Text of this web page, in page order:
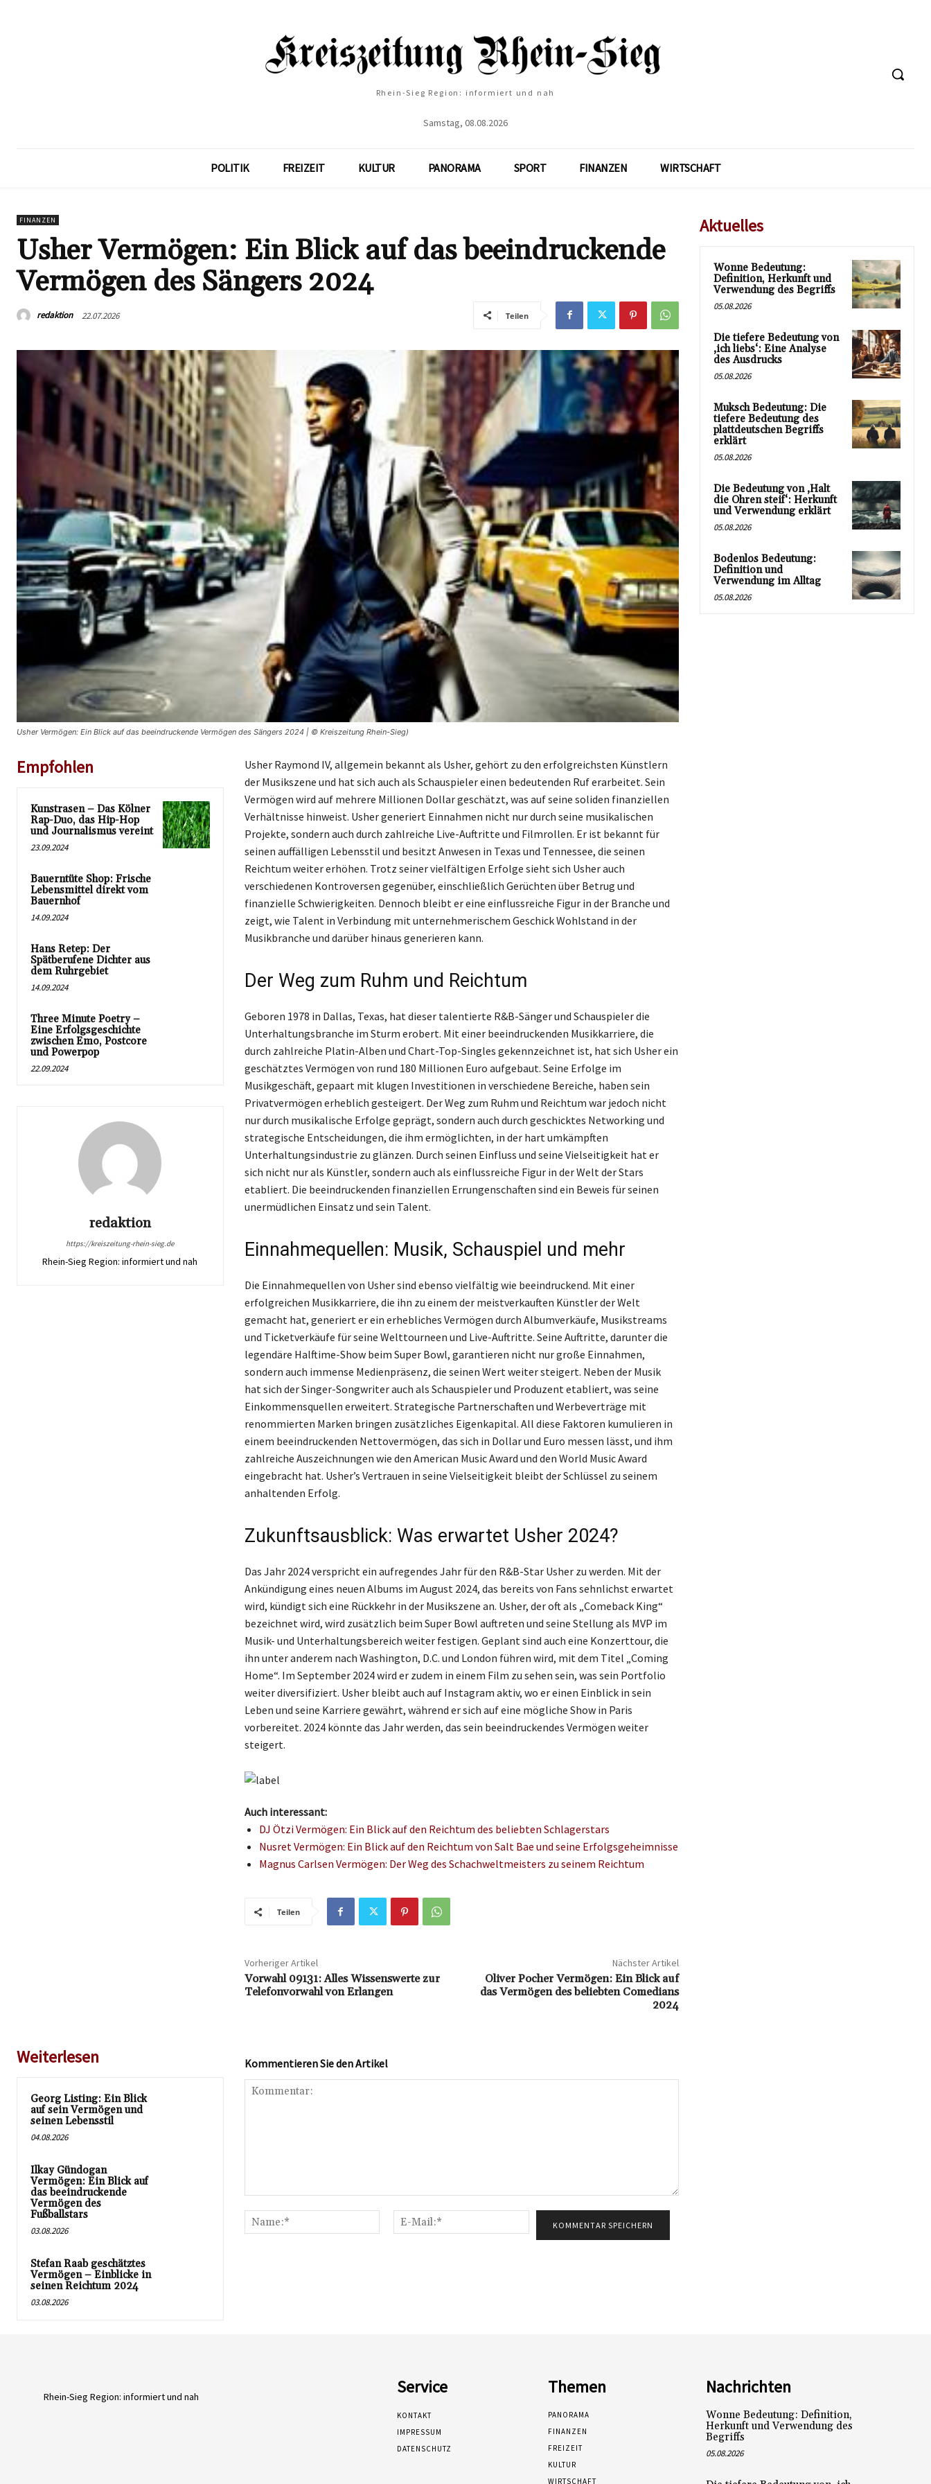
Rhein-Sieg Region: informiert und nah
Samstag, 08.08.2026
POLITIK FREIZEIT KULTUR PANORAMA SPORT FINANZEN WIRTSCHAFT
FINANZEN
Usher Vermögen: Ein Blick auf das beeindruckende
Vermögen des Sängers 2024
redaktion 22.07.2026 Teilen
Usher Vermögen: Ein Blick auf das beeindruckende Vermögen des Sängers 2024 | © Kreiszeitung Rhein-Sieg)
Empfohlen
Kunstrasen – Das Kölner
Rap-Duo, das Hip-Hop
und Journalismus vereint
23.09.2024
Bauerntüte Shop: Frische
Lebensmittel direkt vom
Bauernhof
14.09.2024
Hans Retep: Der
Spätberufene Dichter aus
dem Ruhrgebiet
14.09.2024
Three Minute Poetry –
Eine Erfolgsgeschichte
zwischen Emo, Postcore
und Powerpop
22.09.2024
redaktion
https://kreiszeitung-rhein-sieg.de
Rhein-Sieg Region: informiert und nah
Usher Raymond IV, allgemein bekannt als Usher, gehört zu den erfolgreichsten Künstlern
der Musikszene und hat sich auch als Schauspieler einen bedeutenden Ruf erarbeitet. Sein
Vermögen wird auf mehrere Millionen Dollar geschätzt, was auf seine soliden finanziellen
Verhältnisse hinweist. Usher generiert Einnahmen nicht nur durch seine musikalischen
Projekte, sondern auch durch zahlreiche Live-Auftritte und Filmrollen. Er ist bekannt für
seinen auffälligen Lebensstil und besitzt Anwesen in Texas und Tennessee, die seinen
Reichtum weiter erhöhen. Trotz seiner vielfältigen Erfolge sieht sich Usher auch
verschiedenen Kontroversen gegenüber, einschließlich Gerüchten über Betrug und
finanzielle Schwierigkeiten. Dennoch bleibt er eine einflussreiche Figur in der Branche und
zeigt, wie Talent in Verbindung mit unternehmerischem Geschick Wohlstand in der
Musikbranche und darüber hinaus generieren kann.
Der Weg zum Ruhm und Reichtum
Geboren 1978 in Dallas, Texas, hat dieser talentierte R&B-Sänger und Schauspieler die
Unterhaltungsbranche im Sturm erobert. Mit einer beeindruckenden Musikkarriere, die
durch zahlreiche Platin-Alben und Chart-Top-Singles gekennzeichnet ist, hat sich Usher ein
geschätztes Vermögen von rund 180 Millionen Euro aufgebaut. Seine Erfolge im
Musikgeschäft, gepaart mit klugen Investitionen in verschiedene Bereiche, haben sein
Privatvermögen erheblich gesteigert. Der Weg zum Ruhm und Reichtum war jedoch nicht
nur durch musikalische Erfolge geprägt, sondern auch durch geschicktes Networking und
strategische Entscheidungen, die ihm ermöglichten, in der hart umkämpften
Unterhaltungsindustrie zu glänzen. Durch seinen Einfluss und seine Vielseitigkeit hat er
sich nicht nur als Künstler, sondern auch als einflussreiche Figur in der Welt der Stars
etabliert. Die beeindruckenden finanziellen Errungenschaften sind ein Beweis für seinen
unermüdlichen Einsatz und sein Talent.
Einnahmequellen: Musik, Schauspiel und mehr
Die Einnahmequellen von Usher sind ebenso vielfältig wie beeindruckend. Mit einer
erfolgreichen Musikkarriere, die ihn zu einem der meistverkauften Künstler der Welt
gemacht hat, generiert er ein erhebliches Vermögen durch Albumverkäufe, Musikstreams
und Ticketverkäufe für seine Welttourneen und Live-Auftritte. Seine Auftritte, darunter die
legendäre Halftime-Show beim Super Bowl, garantieren nicht nur große Einnahmen,
sondern auch immense Medienpräsenz, die seinen Wert weiter steigert. Neben der Musik
hat sich der Singer-Songwriter auch als Schauspieler und Produzent etabliert, was seine
Einkommensquellen erweitert. Strategische Partnerschaften und Werbeverträge mit
renommierten Marken bringen zusätzliches Eigenkapital. All diese Faktoren kumulieren in
einem beeindruckenden Nettovermögen, das sich in Dollar und Euro messen lässt, und ihm
zahlreiche Auszeichnungen wie den American Music Award und den World Music Award
eingebracht hat. Usher’s Vertrauen in seine Vielseitigkeit bleibt der Schlüssel zu seinem
anhaltenden Erfolg.
Zukunftsausblick: Was erwartet Usher 2024?
Das Jahr 2024 verspricht ein aufregendes Jahr für den R&B-Star Usher zu werden. Mit der
Ankündigung eines neuen Albums im August 2024, das bereits von Fans sehnlichst erwartet
wird, kündigt sich eine Rückkehr in der Musikszene an. Usher, der oft als „Comeback King“
bezeichnet wird, wird zusätzlich beim Super Bowl auftreten und seine Stellung als MVP im
Musik- und Unterhaltungsbereich weiter festigen. Geplant sind auch eine Konzerttour, die
ihn unter anderem nach Washington, D.C. und London führen wird, mit dem Titel „Coming
Home“. Im September 2024 wird er zudem in einem Film zu sehen sein, was sein Portfolio
weiter diversifiziert. Usher bleibt auch auf Instagram aktiv, wo er einen Einblick in sein
Leben und seine Karriere gewährt, während er sich auf eine mögliche Show in Paris
vorbereitet. 2024 könnte das Jahr werden, das sein beeindruckendes Vermögen weiter
steigert.
Auch interessant:
DJ Ötzi Vermögen: Ein Blick auf den Reichtum des beliebten Schlagerstars
Nusret Vermögen: Ein Blick auf den Reichtum von Salt Bae und seine Erfolgsgeheimnisse
Magnus Carlsen Vermögen: Der Weg des Schachweltmeisters zu seinem Reichtum
Teilen
Vorheriger Artikel
Vorwahl 09131: Alles Wissenswerte zur
Telefonvorwahl von Erlangen
Nächster Artikel
Oliver Pocher Vermögen: Ein Blick auf
das Vermögen des beliebten Comedians
2024
Weiterlesen
Georg Listing: Ein Blick
auf sein Vermögen und
seinen Lebensstil
04.08.2026
Ilkay Gündogan
Vermögen: Ein Blick auf
das beeindruckende
Vermögen des
Fußballstars
03.08.2026
Stefan Raab geschätztes
Vermögen – Einblicke in
seinen Reichtum 2024
03.08.2026
Kommentieren Sie den Artikel
Name:*
Mail:*
Aktuelles
Wonne Bedeutung:
Definition, Herkunft und
Verwendung des Begriffs
05.08.2026
Die tiefere Bedeutung von
‚ich liebs‘: Eine Analyse
des Ausdrucks
05.08.2026
Muksch Bedeutung: Die
tiefere Bedeutung des
plattdeutschen Begriffs
erklärt
05.08.2026
Die Bedeutung von ‚Halt
die Ohren steif‘: Herkunft
und Verwendung erklärt
05.08.2026
Bodenlos Bedeutung:
Definition und
Verwendung im Alltag
05.08.2026
Rhein-Sieg Region: informiert und nah Service
KONTAKT
IMPRESSUM
DATENSCHUTZ
Themen
PANORAMA
FINANZEN
FREIZEIT
KULTUR
WIRTSCHAFT
Nachrichten
Wonne Bedeutung: Definition,
Herkunft und Verwendung des
Begriffs
05.08.2026